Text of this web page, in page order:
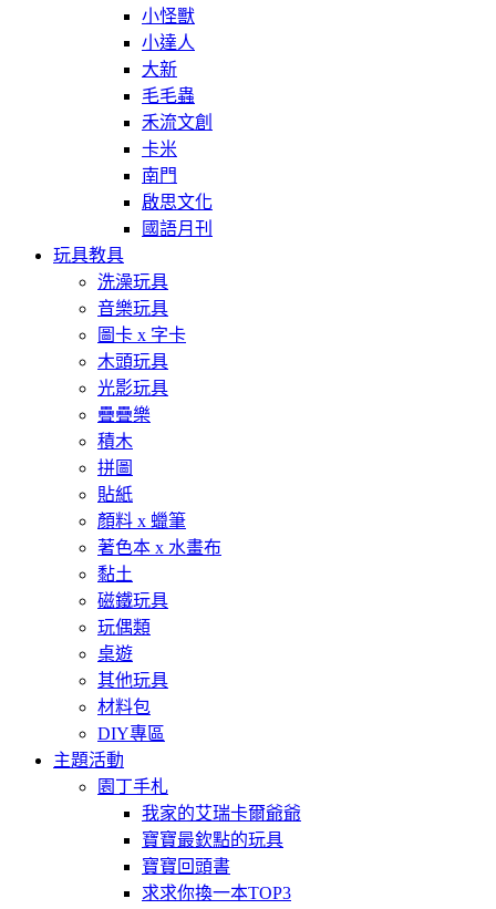
小怪獸
小達人
大新
毛毛蟲
禾流文創
卡米
南門
啟思文化
國語月刊
玩具教具
洗澡玩具
音樂玩具
圖卡 x 字卡
木頭玩具
光影玩具
疊疊樂
積木
拼圖
貼紙
顏料 x 蠟筆
著色本 x 水畫布
黏土
磁鐵玩具
玩偶類
桌遊
其他玩具
材料包
DIY專區
主題活動
園丁手札
我家的艾瑞卡爾爺爺
寶寶最欽點的玩具
寶寶回頭書
求求你換一本TOP3